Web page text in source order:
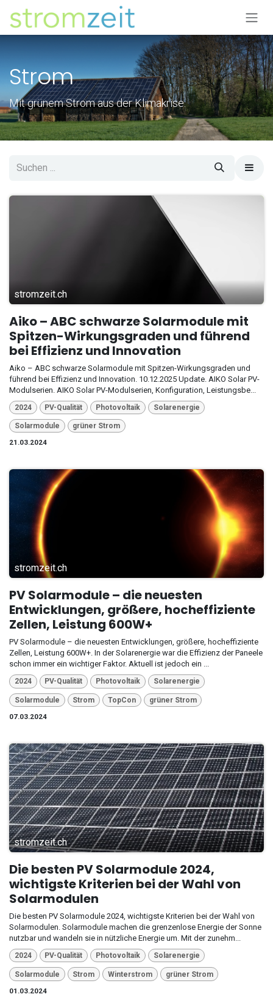
Zum Inhalt springen
Strom
Mit grünem Strom aus der Klimakrise.
stromzeit.ch
Aiko – ABC schwarze Solarmodule mit
Spitzen-Wirkungsgraden und führend
bei Effizienz und Innovation
Aiko – ABC schwarze Solarmodule mit Spitzen-Wirkungsgraden und
führend bei Effizienz und Innovation. 10.12.2025 Update. AIKO Solar PV-
Modulserien. AIKO Solar PV-Modulserien, Konfiguration, Leistungsbe...
2024 PV-Qualität Photovoltaik Solarenergie
Solarmodule
grüner Strom
21.03.2024
stromzeit.ch
PV Solarmodule – die neuesten
Entwicklungen, größere, hocheffiziente
Zellen, Leistung 600W+
PV Solarmodule – die neuesten Entwicklungen, größere, hocheffiziente
Zellen, Leistung 600W+. In der Solarenergie war die Effizienz der Paneele
schon immer ein wichtiger Faktor. Aktuell ist jedoch ein ...
2024 PV-Qualität Photovoltaik Solarenergie
Solarmodule Strom TopCon
grüner Strom
07.03.2024
stromzeit.ch
Die besten PV Solarmodule 2024,
wichtigste Kriterien bei der Wahl von
Solarmodulen
Die besten PV Solarmodule 2024, wichtigste Kriterien bei der Wahl von
Solarmodulen. Solarmodule machen die grenzenlose Energie der Sonne
nutzbar und wandeln sie in nützliche Energie um. Mit der zunehm...
2024 PV-Qualität Photovoltaik Solarenergie
Solarmodule Strom Winterstrom
grüner Strom
01.03.2024